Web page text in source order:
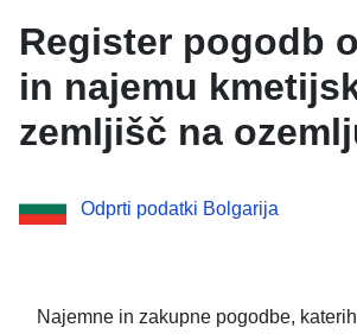
Register pogodb
in najemu
zemljišč na
okrožja
dan 31.12.2025
Odprti podatki Bolgarija
Najemne in zakupne pogodbe,